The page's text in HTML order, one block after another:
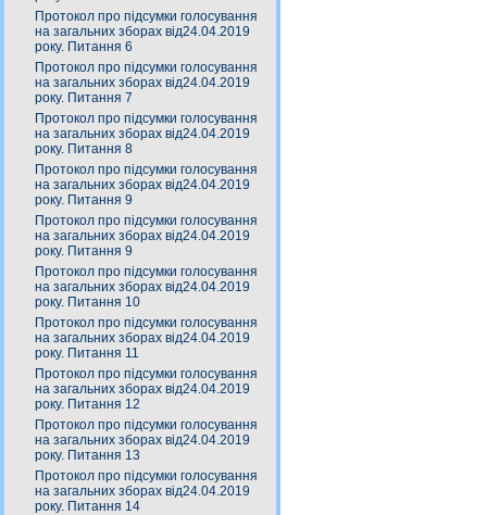
Протокол про підсумки голосування
на загальних зборах від24.04.2019
року. Питання 6
Протокол про підсумки голосування
на загальних зборах від24.04.2019
року. Питання 7
Протокол про підсумки голосування
на загальних зборах від24.04.2019
року. Питання 8
Протокол про підсумки голосування
на загальних зборах від24.04.2019
року. Питання 9
Протокол про підсумки голосування
на загальних зборах від24.04.2019
року. Питання 9
Протокол про підсумки голосування
на загальних зборах від24.04.2019
року. Питання 10
Протокол про підсумки голосування
на загальних зборах від24.04.2019
року. Питання 11
Протокол про підсумки голосування
на загальних зборах від24.04.2019
року. Питання 12
Протокол про підсумки голосування
на загальних зборах від24.04.2019
року. Питання 13
Протокол про підсумки голосування
на загальних зборах від24.04.2019
року. Питання 14